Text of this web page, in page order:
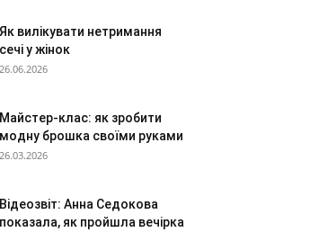
Як вилікувати нетримання
сечі у жінок
26.06.2026
Майстер-клас: як зробити
модну брошка своїми руками
26.03.2026
Відеозвіт: Анна Седокова
показала, як пройшла вечірка